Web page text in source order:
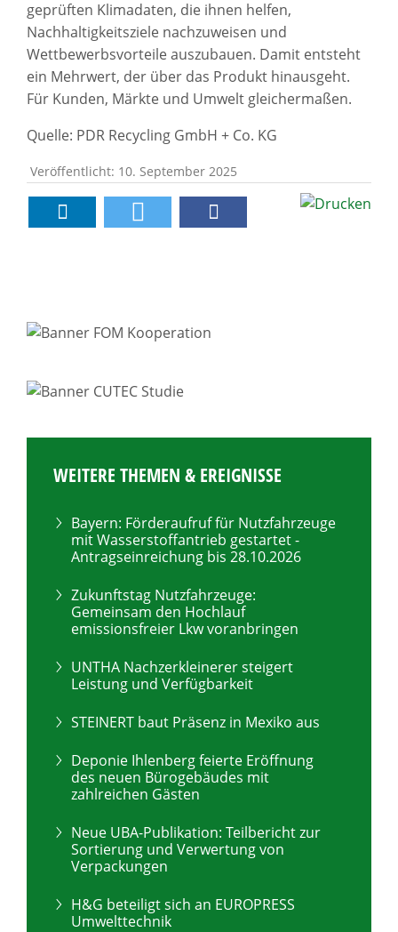
geprüften Klimadaten, die ihnen helfen,
Nachhaltigkeitsziele nachzuweisen und
Wettbewerbsvorteile auszubauen. Damit entsteht
ein Mehrwert, der über das Produkt hinausgeht.
Für Kunden, Märkte und Umwelt gleichermaßen.
Quelle: PDR Recycling GmbH + Co. KG
Veröffentlicht: 10. September 2025
WEITERE THEMEN & EREIGNISSE
Bayern: Förderaufruf für Nutzfahrzeuge
mit Wasserstoffantrieb gestartet -
Antragseinreichung bis 28.10.2026
Zukunftstag Nutzfahrzeuge:
Gemeinsam den Hochlauf
emissionsfreier Lkw voranbringen
UNTHA Nachzerkleinerer steigert
Leistung und Verfügbarkeit
STEINERT baut Präsenz in Mexiko aus
Deponie Ihlenberg feierte Eröffnung
des neuen Bürogebäudes mit
zahlreichen Gästen
Neue UBA-Publikation: Teilbericht zur
Sortierung und Verwertung von
Verpackungen
H&G beteiligt sich an EUROPRESS
Umwelttechnik